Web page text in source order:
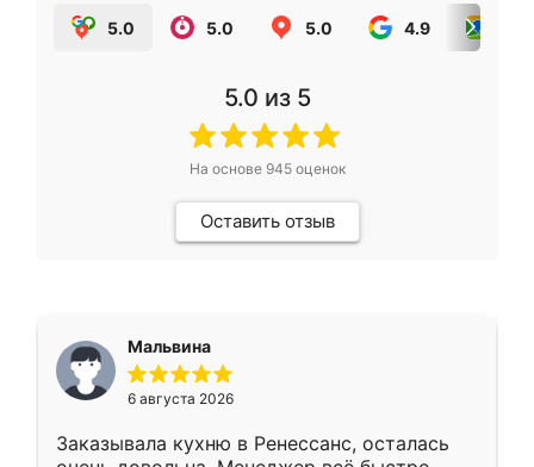
5.0 5.0 5.0 4.9
5.0 из 5
На основе 945оценок
Оставить отзыв
Мальвина
6 августа 2026
Заказывала кухню в Ренессанс, осталась